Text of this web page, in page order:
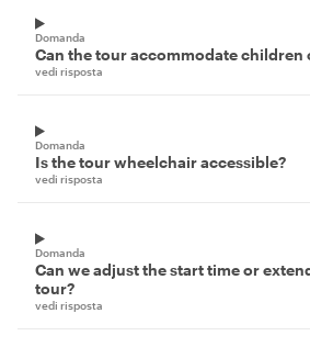
Domanda
Can the tour accommodate children
vedi risposta
Domanda
Is the tour wheelchair accessible?
vedi risposta
Domanda
Can we adjust the start time or
tour?
vedi risposta